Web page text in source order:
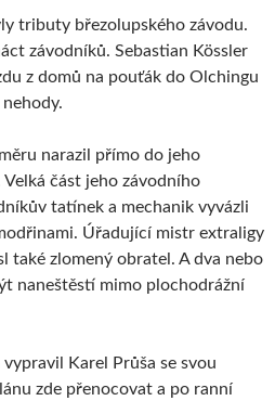
tributy březolupského závodu.
závodníků. Sebastian Kössler
z domů na pouťák do Olchingu
narazil přímo do jeho
část jeho závodního
tatínek a mechanik vyvázli
Úřadující mistr extraligy
také zlomený obratel. A dva nebo
naneštěstí mimo plochodrážní
Karel Průša se svou
zde přenocovat a po ranní